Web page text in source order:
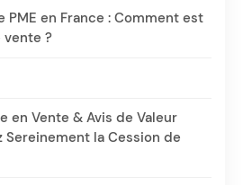
PME en France : Comment est
?
en Vente & Avis de Valeur
Sereinement la Cession de